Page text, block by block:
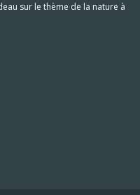
sur le thème de la nature à